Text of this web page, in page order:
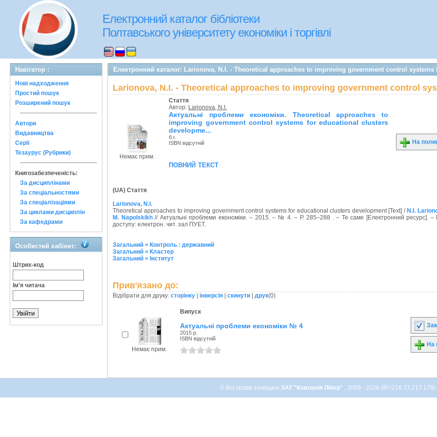
Електронний каталог бібліотеки
Полтавського університету економіки і торгівлі
Навігатор :
Нові надходження
Простий пошук
Розширений пошук
Автори
Видавництва
Серії
Тезаурус (Рубрики)
Книгозабезпеченість:
За дисциплінами
За спеціальностями
За спеціалізаціями
За циклами дисциплін
За кафедрами
Особистий кабінет:
Штрих-код
Ім'я читача
Електронний каталог: Larionova, N.I. - Theoretical approaches to improving government control
Larionova, N.I. - Theoretical approaches to improving government control
Немає прим.
Стаття
Автор: Larionova, N.I.
Актуальні проблеми економіки. Theoretical approaches to
improving government control systems for educational clusters
developme...
б.г.
ISBN відсутній
повний текст
На
(UA) Стаття
Larionova, N.I.
Theoretical approaches to improving government control systems for educational clusters development [Text] / N.I.
M. Napolskikh// Актуальні проблеми економіки. – 2015. – № 4. – P. 285–288 . – Те саме [Електронний ресурс]. –
доступу: електрон. чит. зал ПУЕТ.
Загальний = Контроль : державний
Загальний = Кластер
Загальний = Інститут
Прив'язано до:
Відібрати для друку: сторінку інверсія скинути друк(0)
Немає прим.
Випуск
Актуальні проблеми економіки № 4
2015 р.
ISBN відсутній
На
© Всі права захищені ЗАТ "Компанія Лібер" , 2009 - 2026 (IP=216.73.217.179)